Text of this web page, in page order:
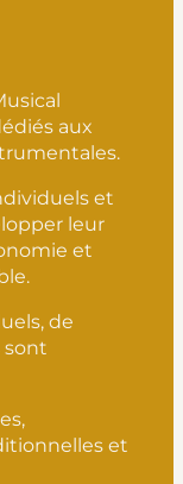
aux
et
leur
et
de
sont
et